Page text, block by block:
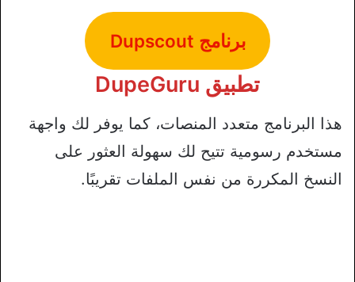
برنامج Dupscout
تطبيق DupeGuru
هذا البرنامج متعدد المنصات، كما يوفر لك واجهة
مستخدم رسومية تتيح لك سهولة العثور على
النسخ المكررة من نفس الملفات تقريبًا.